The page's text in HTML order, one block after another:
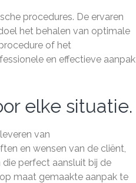
procedures. De ervaren
het behalen van optimale
of het
en effectieve aanpak
elke situatie.
van
en wensen van de cliënt,
perfect aansluit bij de
maat gemaakte aanpak te